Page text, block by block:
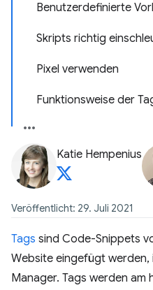
Benutzerdefinierte
Skripts richtig
Pixel verwenden
Funktionsweise der
Katie Hempenius
Veröffentlicht: 29. Juli 2021
Tags sind Code-Snippets
Website eingefügt werden,
Manager. Tags werden